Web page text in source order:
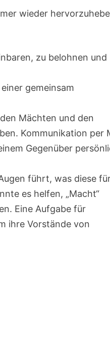
wieder
zu belohnen und
gemeinsam
Mächten und den
Kommunikation per
Gegenüber
führt, was diese
es helfen, „Macht“
Eine Aufgabe für
ihre Vorstände von